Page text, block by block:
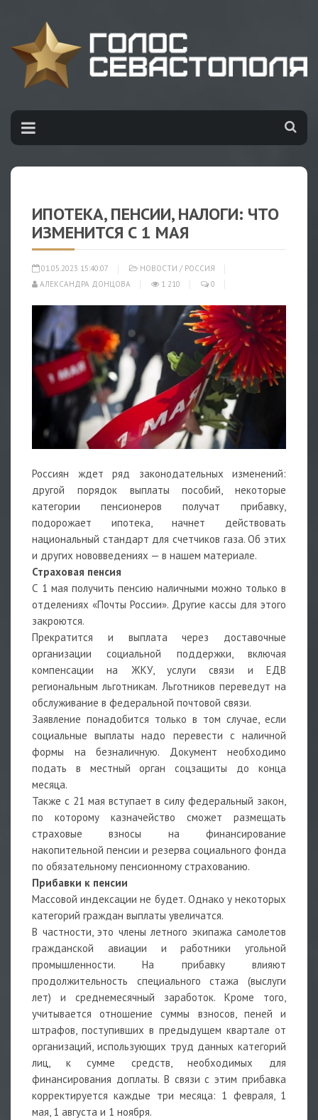
ИПОТЕКА, ПЕНСИИ, НАЛОГИ: ЧТО
ИЗМЕНИТСЯ С 1 МАЯ
01.05.2023 15:40:07 НОВОСТИ / РОССИЯ
АЛЕКСАНДРА ДОНЦОВА
1 210 0
Россиян ждет ряд законодательных изменений:
другой порядок выплаты пособий, некоторые
категории пенсионеров получат прибавку,
подорожает ипотека, начнет действовать
национальный стандарт для счетчиков газа. Об этих
и других нововведениях — в нашем материале.
Страховая пенсия
С 1 мая получить пенсию наличными можно только в
отделениях «Почты России». Другие кассы для этого
закроются.
Прекратится и выплата через доставочные
организации социальной поддержки, включая
компенсации на ЖКУ, услуги связи и ЕДВ
региональным льготникам. Льготников переведут на
обслуживание в федеральной почтовой связи.
Заявление понадобится только в том случае, если
социальные выплаты надо перевести с наличной
формы на безналичную. Документ необходимо
подать в местный орган соцзащиты до конца
месяца.
Также с 21 мая вступает в силу федеральный закон,
по которому казначейство сможет размещать
страховые взносы на финансирование
накопительной пенсии и резерва социального фонда
по обязательному пенсионному страхованию.
Прибавки к пенсии
Массовой индексации не будет. Однако у некоторых
категорий граждан выплаты увеличатся.
В частности, это члены летного экипажа самолетов
гражданской авиации и работники угольной
промышленности. На прибавку влияют
продолжительность специального стажа (выслуги
лет) и среднемесячный заработок. Кроме того,
учитывается отношение суммы взносов, пеней и
штрафов, поступивших в предыдущем квартале от
организаций, использующих труд данных категорий
лиц, к сумме средств, необходимых для
финансирования доплаты. В связи с этим прибавка
корректируется каждые три месяца: 1 февраля, 1
мая, 1 августа и 1 ноября.